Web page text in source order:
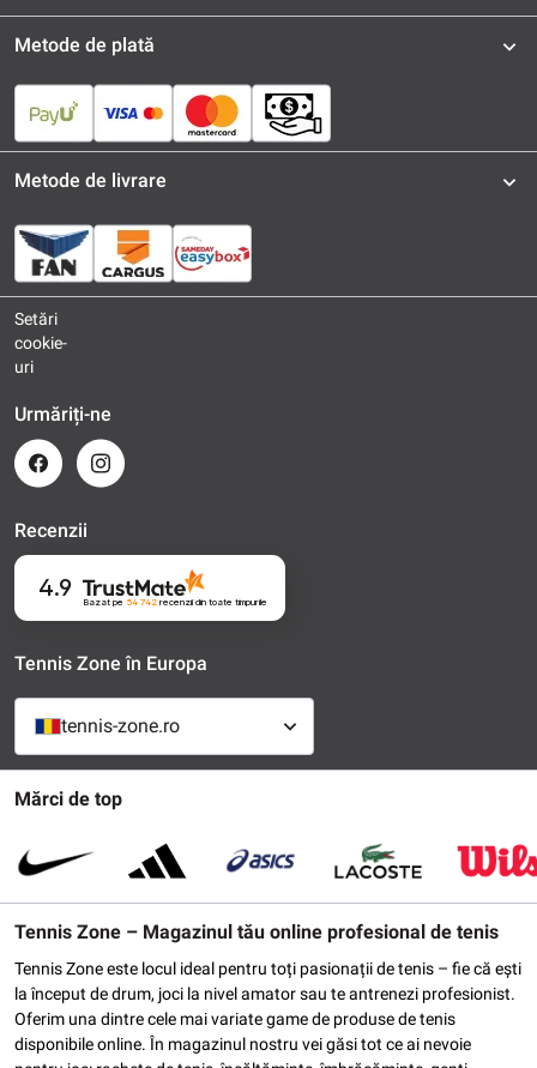
Mărci de top
Tennis Zone – Magazinul tău online profesional de tenis
Tennis Zone este locul ideal pentru toți pasionații de tenis – fie că ești
la început de drum, joci la nivel amator sau te antrenezi profesionist.
Oferim una dintre cele mai variate game de produse de tenis
disponibile online. În magazinul nostru vei găsi tot ce ai nevoie
Metode de plată
Metode de livrare
Setări
cookie-
uri
Urmăriți-ne
Recenzii
4.9
Bazat pe 54 742recenziidin toate timpurile
Tennis Zone în Europa
tennis-zone.ro